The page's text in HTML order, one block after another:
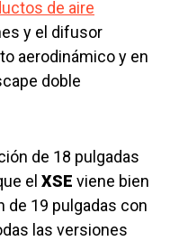
de aire
y el difusor
aerodinámico y en
doble
de 18 pulgadas
el XSE viene bien
de 19 pulgadas con
las versiones